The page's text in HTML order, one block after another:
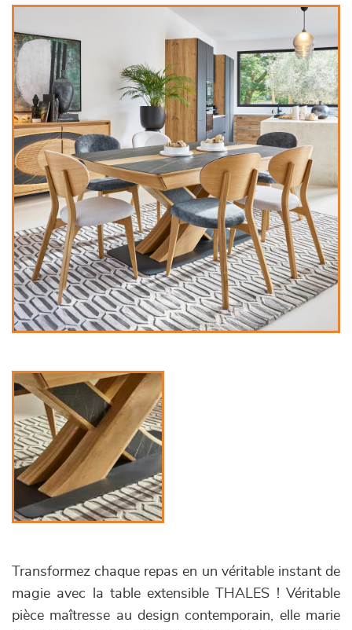
décoration
Transformez chaque repas en un véritable instant de
magie avec la table extensible THALES ! Véritable
pièce maîtresse au design contemporain, elle marie